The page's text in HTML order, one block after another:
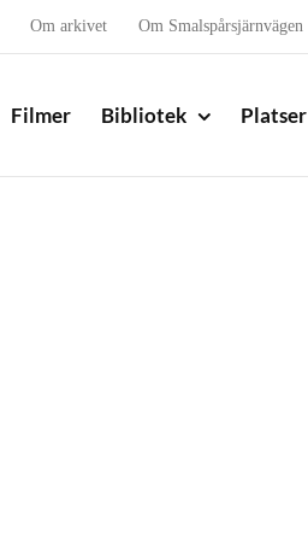
Om arkivet Om Smalspårsjärnvägen
Filmer Bibliotek Platser